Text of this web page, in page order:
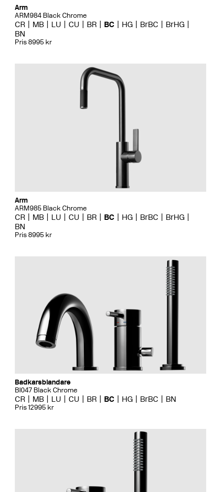
Arm
ARM984 Black Chrome
CR MB LU CU BR BC HG BrBC
BrHG
BN
Pris 8995 kr
Arm
ARM985 Black Chrome
CR MB LU CU BR BC HG BrBC
BrHG
BN
Pris 8995 kr
Badkarsblandare
BI047 Black Chrome
CR MB LU CU BR BC HG BrBC BN
Pris 12995 kr